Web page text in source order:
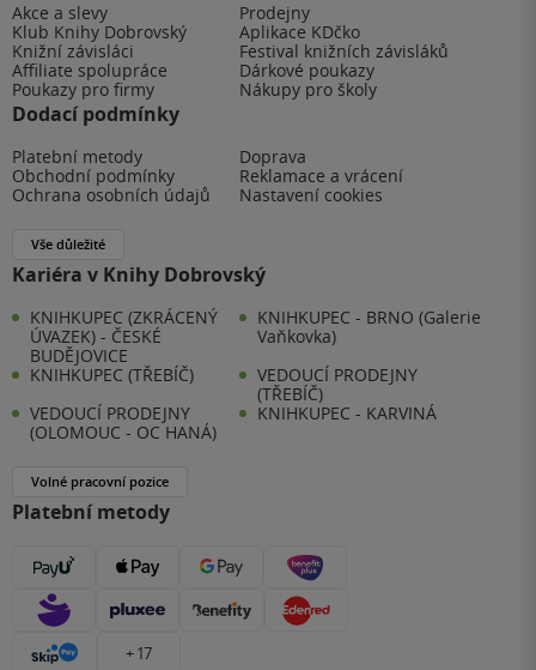
Akce a slevy
Prodejny
Klub Knihy Dobrovský
Aplikace KDčko
Knižní závisláci
Festival knižních závisláků
Affiliate spolupráce
Dárkové poukazy
Poukazy pro firmy
Nákupy pro školy
Dodací podmínky
Platební metody
Doprava
Obchodní podmínky
Reklamace a vrácení
Ochrana osobních údajů
Nastavení cookies
Vše důležité
Kariéra v Knihy Dobrovský
KNIHKUPEC (ZKRÁCENÝ
ÚVAZEK) - ČESKÉ
BUDĚJOVICE
KNIHKUPEC - BRNO (Galerie
Vaňkovka)
KNIHKUPEC (TŘEBÍČ)
VEDOUCÍ PRODEJNY
(TŘEBÍČ)
VEDOUCÍ PRODEJNY
(OLOMOUC - OC HANÁ)
KNIHKUPEC - KARVINÁ
Volné pracovní pozice
Platební metody
+ 17